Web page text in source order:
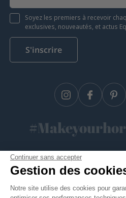
Continuer sans accepter
Gestion des
Notre site utilise des cookies pour
Soyez les premiers à recevoir
exclusives, nouveautés, et actus
S'inscrire
Facebook
Instagram
🫶
Equiclic © 2026